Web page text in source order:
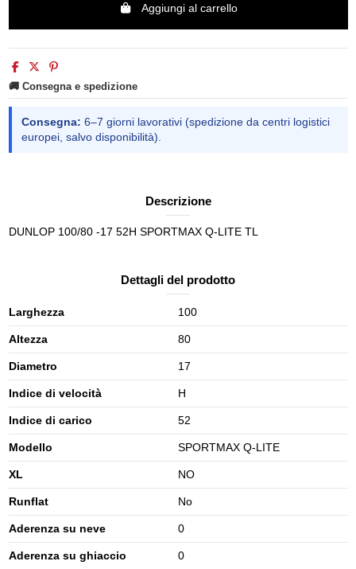
Aggiungi al carrello
🚚 Consegna e spedizione
Consegna: 6–7 giorni lavorativi (spedizione da centri logistici
europei, salvo disponibilità).
Descrizione
DUNLOP 100/80 -17 52H SPORTMAX Q-LITE TL
Dettagli del prodotto
Larghezza 100
Altezza 80
Diametro 17
Indice di velocità H
Indice di carico 52
Modello SPORTMAX Q-LITE
XL NO
Runflat No
Aderenza su neve 0
Aderenza su ghiaccio 0